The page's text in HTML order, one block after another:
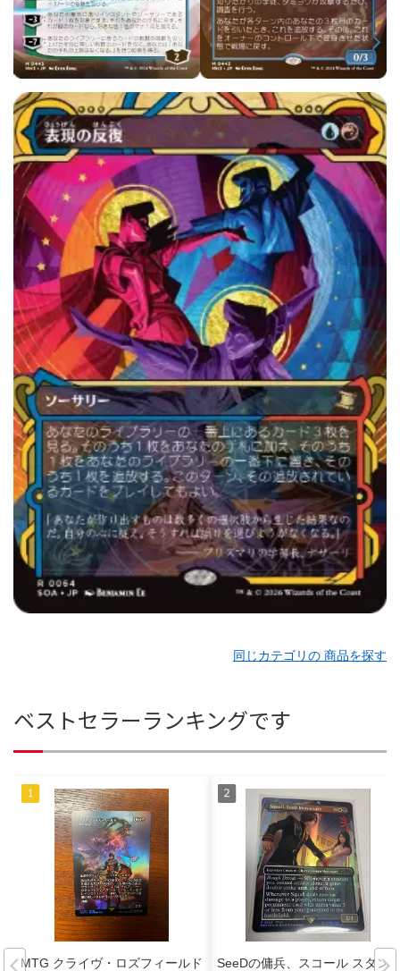
同じカテゴリの 商品を探す
ベストセラーランキングです
MTG クライヴ・ロズフィールド SeeDの傭兵、スコール スタン